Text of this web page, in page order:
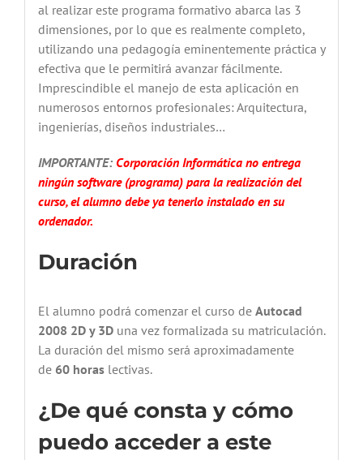
al realizar este programa formativo abarca las 3
dimensiones, por lo que es realmente completo,
utilizando una pedagogía eminentemente práctica y
efectiva que le permitirá avanzar fácilmente.
Imprescindible el manejo de esta aplicación en
numerosos entornos profesionales: Arquitectura,
ingenierías, diseños industriales…
IMPORTANTE: Corporación Informática no entrega
ningún software (programa) para la realización del
curso, el alumno debe ya tenerlo instalado en su
ordenador.
Duración
El alumno podrá comenzar el curso de Autocad
2008 2D y 3D una vez formalizada su matriculación.
La duración del mismo será aproximadamente
de 60 horaslectivas.
¿De qué consta y cómo
puedo acceder a este